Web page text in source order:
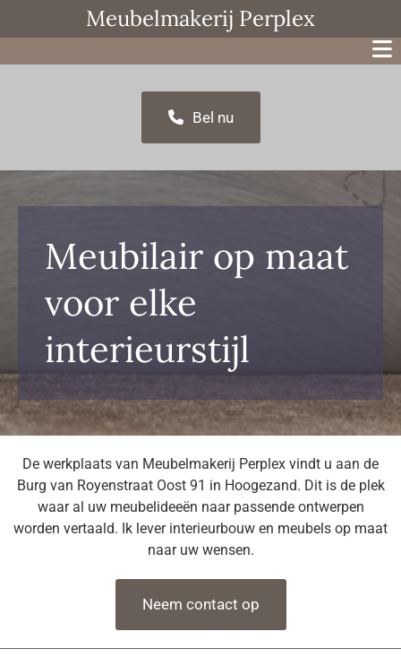
Meubelmakerij Perplex
Bel nu
Meubilair op maat
voor elke
interieurstijl
De werkplaats van Meubelmakerij Perplex vindt u aan de
Burg van Royenstraat Oost 91 in Hoogezand. Dit is de plek
waar al uw meubelideeën naar passende ontwerpen
worden vertaald. Ik lever interieurbouw en meubels op maat
naar uw wensen.
Neem contact op